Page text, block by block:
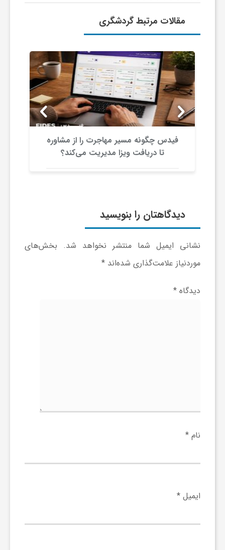
مقالات مرتبط گردشگری
را از مشاوره
فرآیند تغییر تاریخ پس از رزرو
اتوبوس چگونه است؟
دیدگاهتان را بنویسید
نشانی ایمیل شما منتشر نخواهد شد. بخش‌های
موردنیاز علامت‌گذاری شده‌اند *
دیدگاه *
نام *
ایمیل *